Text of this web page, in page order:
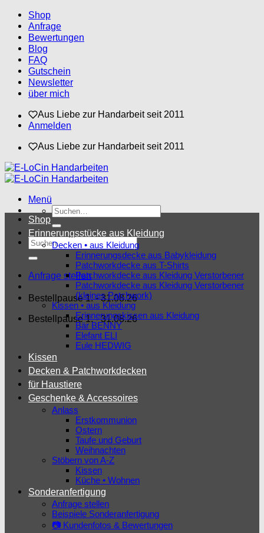
Zum
Inhalt
springen
Shop
Anfrage
Bewertungen
Blog
FAQ
Gutschein
Newsletter
über mich
Aus Liebe zur Handarbeit seit 2011
Anmelden
Aus Liebe zur Handarbeit seit 2011
Menü
Suchen
nach:
Suchen
nach:
Anfrage stellen
Bestellpause 1. - 31.08.26
Bestellpause 1. - 31.08.26
Shop
Erinnerungsstücke aus Kleidung
Decken • aus Kleidung
Erinnerungsdecke aus Babykleidung
Patchworkdecke aus T-Shirts
Patchworkdecke aus Kleidung Verstorbener
Patchworkdecke aus Kleidung Verstorbener
(kleines Patchwork)
Kissen • aus Kleidung
Erinnerungskissen aus Kleidung
Bär BENNY
Elefant ELI
Eule HEDWIG
Kissen
Decken & Patchworkdecken
für Haustiere
Geschenke & Accessoires
Anlass
Erstkommunion
Ostern
Taufe und Geburt
Weihnachten
Stöbern von A-Z
Kissen
Küche • Wohnen
Sonderanfertigung
Anfrage stellen
Beispiele Sonderanfertigung
📷 Kundenfotos & Bewertungen